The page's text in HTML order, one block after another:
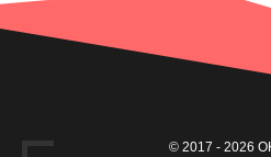
© 2017 - 2026